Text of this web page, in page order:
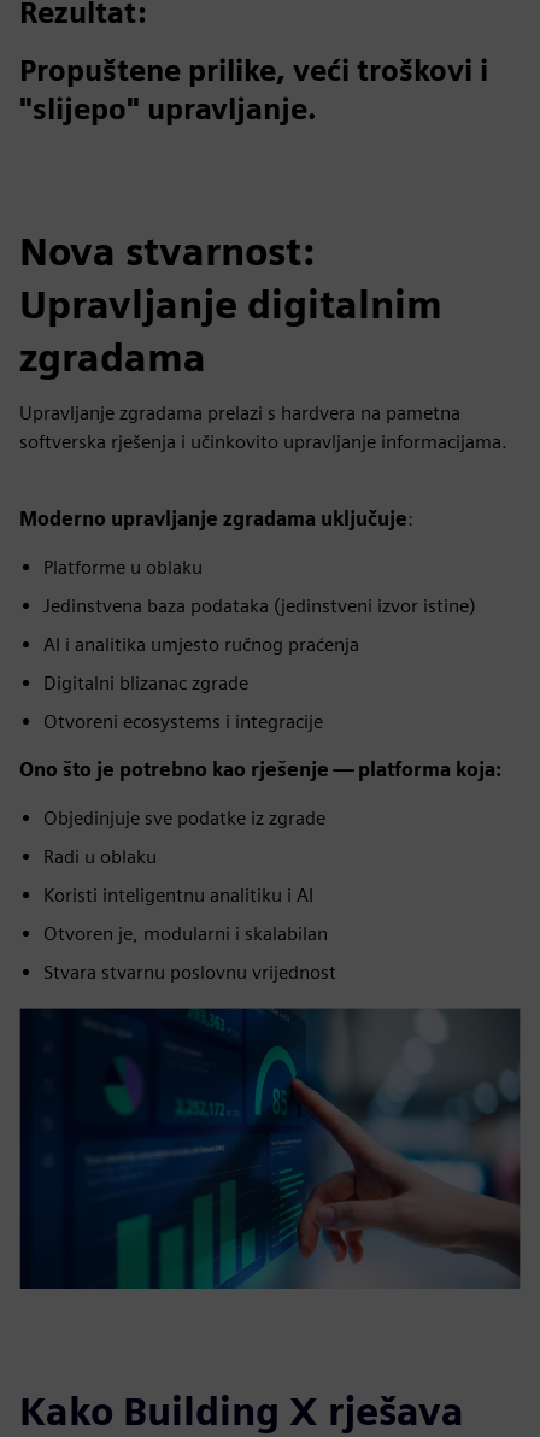
Rezultat:
Propuštene prilike, veći troškovi i
"slijepo" upravljanje.
Nova stvarnost:
Upravljanje digitalnim
zgradama
Upravljanje zgradama prelazi s hardvera na pametna
softverska rješenja i učinkovito upravljanje informacijama.
Moderno upravljanje zgradama uključuje:
Platforme u oblaku
Jedinstvena baza podataka (jedinstveni izvor istine)
AI i analitika umjesto ručnog praćenja
Digitalni blizanac zgrade
Otvoreni ecosystems i integracije
Ono što je potrebno kao rješenje — platforma koja:
Objedinjuje sve podatke iz zgrade
Radi u oblaku
Koristi inteligentnu analitiku i AI
Otvoren je, modularni i skalabilan
Stvara stvarnu poslovnu vrijednost
Kako Building X rješava